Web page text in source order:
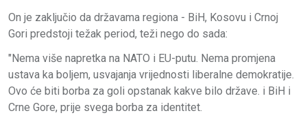
On je zaključio da državama regiona - BiH, Kosovu i Crnoj
Gori predstoji težak period, teži nego do sada:
"Nema više napretka na NATO i EU-putu. Nema promjena
ustava ka boljem, usvajanja vrijednosti liberalne demokratije.
Ovo će biti borba za goli opstanak kakve bilo države. i BiH i
Crne Gore, prije svega borba za identitet.